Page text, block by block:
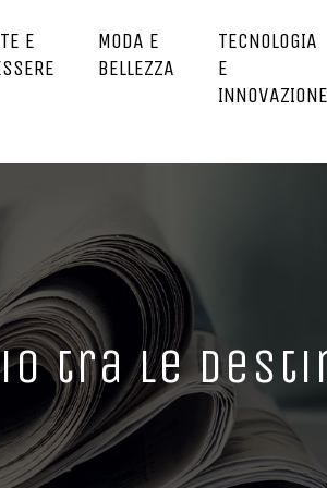
E
MODA E
BELLEZZA
TECNOLOGIA
E
INNOVAZIONE
tra le